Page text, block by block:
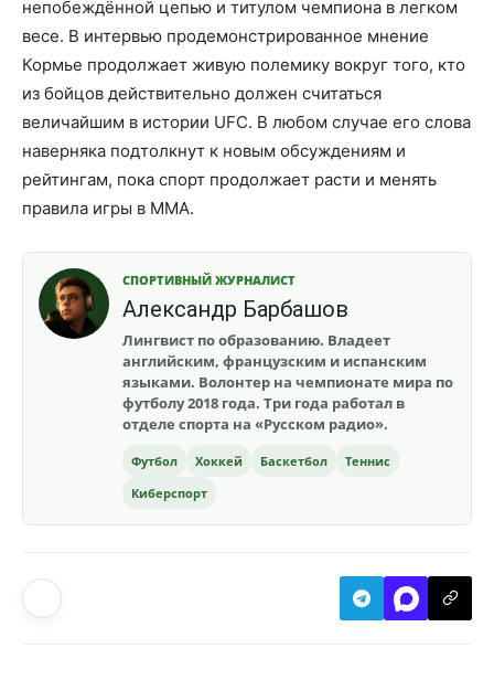
непобеждённой цепью и титулом чемпиона в легком
весе. В интервью продемонстрированное мнение
Кормье продолжает живую полемику вокруг того, кто
из бойцов действительно должен считаться
величайшим в истории UFC. В любом случае его слова
наверняка подтолкнут к новым обсуждениям и
рейтингам, пока спорт продолжает расти и менять
правила игры в ММА.
СПОРТИВНЫЙ ЖУРНАЛИСТ
Александр Барбашов
Лингвист по образованию. Владеет
английским, французским и испанским
языками. Волонтер на чемпионате мира по
футболу 2018 года. Три года работал в
отделе спорта на «Русском радио».
Футбол Хоккей Баскетбол
Теннис
Киберспорт